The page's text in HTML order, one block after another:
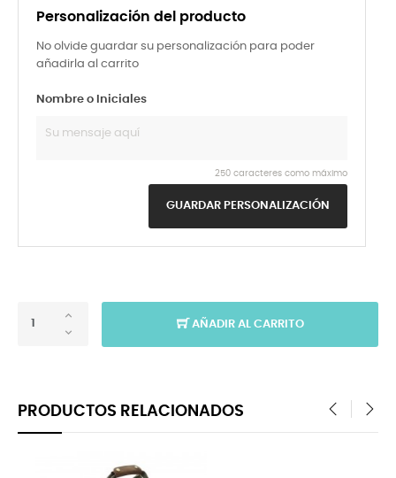
Personalización del producto
No olvide guardar su personalización para poder
añadirla al carrito
Nombre o Iniciales
250 caracteres como máximo
GUARDAR PERSONALIZACIÓN
AÑADIR AL CARRITO
PRODUCTOS RELACIONADOS